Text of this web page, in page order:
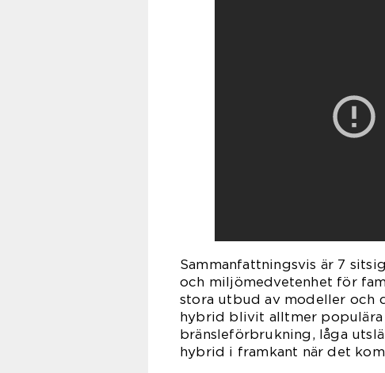
Sammanfattningsvis är 7
och miljömedvetenhet för
stora utbud av modeller och
hybrid blivit alltmer populära
bränsleförbrukning, låga
hybrid i framkant när det